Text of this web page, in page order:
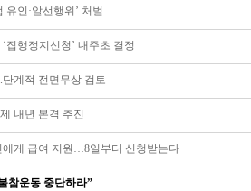
유인·알선행위’ 처벌
집행정지신청’ 내주초 결정
계적 전면무상 검토
내년 본격 추진
에게 급여 지원…8일부터 신청받는다
참운동 중단하라”